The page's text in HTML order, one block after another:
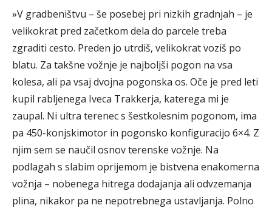
»V gradbeništvu – še posebej pri nizkih gradnjah – je
velikokrat pred začetkom dela do parcele treba
zgraditi cesto. Preden jo utrdiš, velikokrat voziš po
blatu. Za takšne vožnje je najboljši pogon na vsa
kolesa, ali pa vsaj dvojna pogonska os. Oče je pred leti
kupil rabljenega Iveca Trakkerja, katerega mi je
zaupal. Ni ultra terenec s šestkolesnim pogonom, ima
pa 450-konjskimotor in pogonsko konfiguracijo 6×4. Z
njim sem se naučil osnov terenske vožnje. Na
podlagah s slabim oprijemom je bistvena enakomerna
vožnja – nobenega hitrega dodajanja ali odvzemanja
plina, nikakor pa ne nepotrebnega ustavljanja. Polno